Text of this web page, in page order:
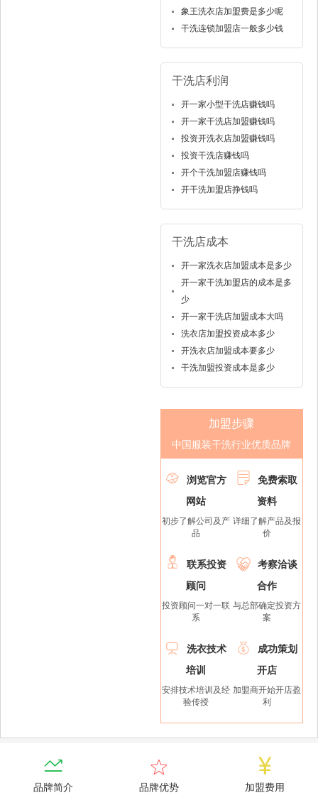
象王洗衣店加盟费是多少呢
干洗连锁加盟店一般多少钱
干洗店利润
开一家小型干洗店赚钱吗
开一家干洗店加盟赚钱吗
投资开洗衣店加盟赚钱吗
投资干洗店赚钱吗
开个干洗加盟店赚钱吗
开干洗加盟店挣钱吗
干洗店成本
开一家洗衣店加盟成本是多少
开一家干洗加盟店的成本是多
少
开一家干洗店加盟成本大吗
洗衣店加盟投资成本多少
开洗衣店加盟成本要多少
干洗加盟投资成本是多少
加盟步骤
中国服装干洗行业优质品牌

浏览官方
网站
初步了解公司及产
品

免费索取
资料
详细了解产品及报
价

联系投资
顾问
投资顾问一对一联
系

考察洽谈
合作
与总部确定投资方
案

洗衣技术
培训
安排技术培训及经
验传授

成功策划
开店
加盟商开始开店盈
利

品牌简介

品牌优势

加盟费用